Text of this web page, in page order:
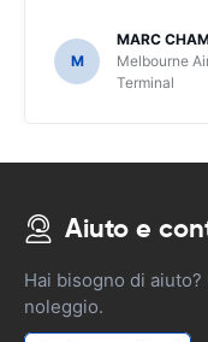
M
MARC
Melbourne
Terminal
Aiuto e
Hai bisogno di
noleggio.